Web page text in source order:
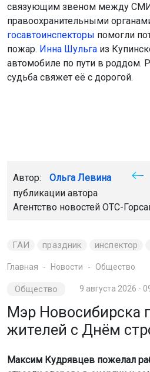
связующим звеном между
правоохранительными
госавтоинспекторы помогли
пожар. Инна Шульга из
автомобиле по пути в роддом.
судьба свяжет её с дорогой.
Автор: Ольга Левина
публикации автора
Агентство новостей ОТС-
ГАИ праздник инспектор
Главная Новости Общество
Общество 9 августа 2026 -
Мэр Новосибирска
жителей с Днём
Максим Кудрявцев пожелал